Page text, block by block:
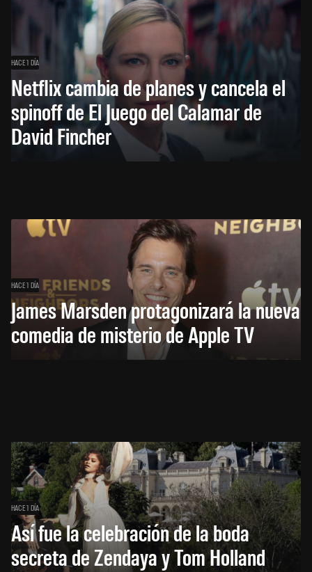
HACE 1 DÍA
Netflix cambia de planes y cancela el
spinoff de El Juego del Calamar de
David Fincher
HACE 1 DÍA
James Marsden protagonizará la nueva
comedia de misterio de Apple TV
HACE 1 DÍA
Así fue la celebración de la boda
secreta de Zendaya y Tom Holland